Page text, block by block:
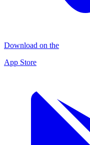
Download on the
App Store